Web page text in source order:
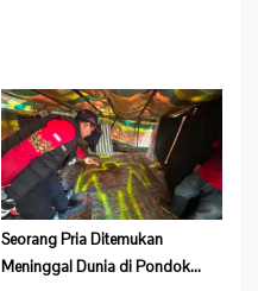
Seorang Pria Ditemukan
Meninggal Dunia di Pondok